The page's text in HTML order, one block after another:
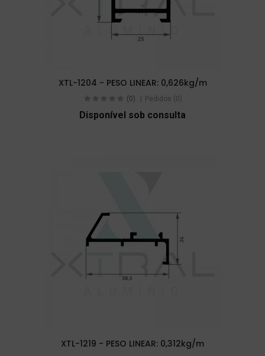
XTL-1204 - PESO LINEAR: 0,626kg/m
(0) Pedidos (0)
Disponível sob consulta
XTL-1219 - PESO LINEAR: 0,312kg/m